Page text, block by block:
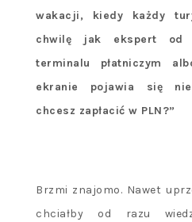
wakacji, kiedy każdy
chwilę jak ekspert od
terminalu płatniczym
ekranie pojawia się
chcesz zapłacić w PLN?”
Brzmi znajomo. Nawet
chciałby od razu